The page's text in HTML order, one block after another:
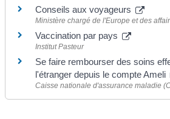
Conseils aux voyageurs
Ministère chargé de l'Europe et des
Vaccination par pays
Institut Pasteur
Se faire rembourser des soins
l'étranger depuis le compte Ameli
Caisse nationale d'assurance maladie